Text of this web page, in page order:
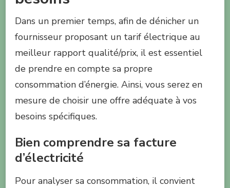
Dans un premier temps, afin de dénicher un
fournisseur proposant un tarif électrique au
meilleur rapport qualité/prix, il est essentiel
de prendre en compte sa propre
consommation d’énergie. Ainsi, vous serez en
mesure de choisir une offre adéquate à vos
besoins spécifiques.
Bien comprendre sa facture
d’électricité
Pour analyser sa consommation, il convient